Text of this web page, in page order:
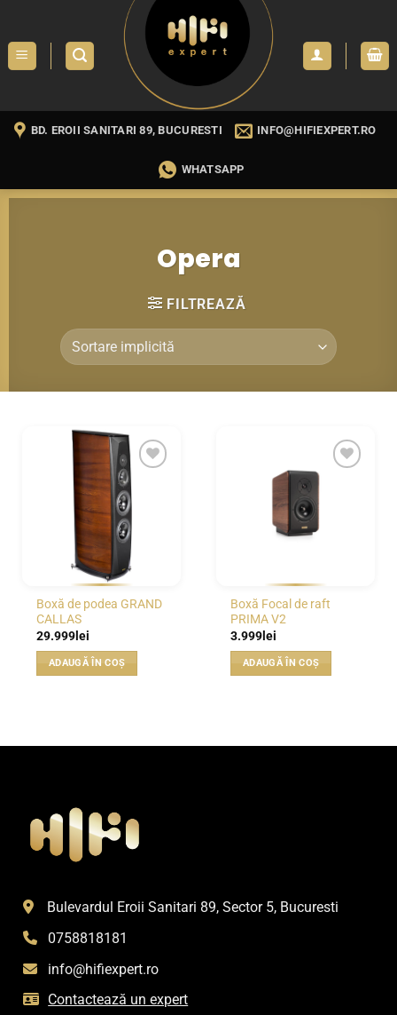
content
BD. EROII SANITARI 89, BUCURESTI INFO@HIFIEXPERT.RO
WHATSAPP
Opera
FILTREAZĂ
WISHLIST
Boxă de podea GRAND
CALLAS
29.999lei
ADAUGĂ ÎN COȘ
Boxă Focal de raft
PRIMA V2
3.999lei
ADAUGĂ ÎN COȘ
Bulevardul Eroii Sanitari 89, Sector 5, Bucuresti
0758818181
info@hifiexpert.ro
Contactează un expert